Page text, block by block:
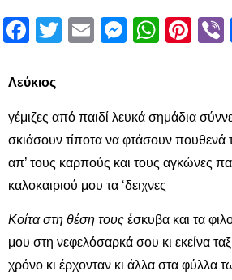
Facebook
Twitter
Email
Λεύκιος
γέμιζες από παιδί λευκά σημάδια
σκιάσουν τίποτα να φτάσουν πουθενά
απ’ τους καρπούς και τους αγκώνες
καλοκαιριού μου τα ‘δειχνες
Κοίτα στη θέση τους έσκυβα και τα
μου στη νεφελόσαρκά σου κι εκείνα
χρόνο κι έρχονταν κι άλλα στα φύλλα